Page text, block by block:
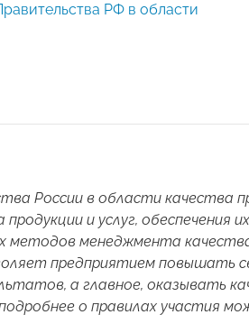
РФ в области
России в области качества
и услуг, обеспечения
методов менеджмента
предприятием повышать
а главное, оказывать
о правилах участия